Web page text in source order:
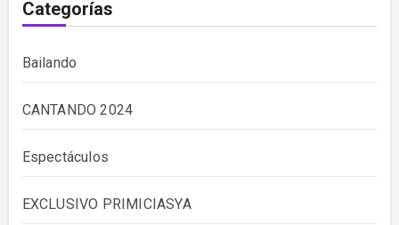
Categorías
Bailando
CANTANDO 2024
Espectáculos
EXCLUSIVO PRIMICIASYA